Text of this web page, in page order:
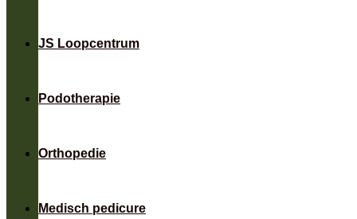
JS Loopcentrum
Podotherapie
Orthopedie
Medisch pedicure